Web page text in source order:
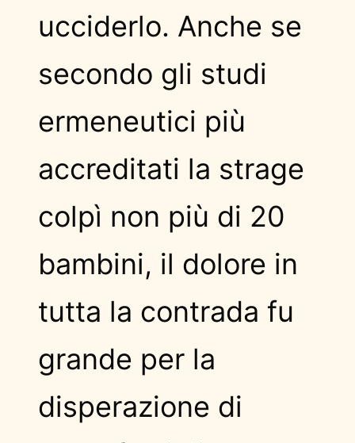
ucciderlo. Anche se
secondo gli studi
ermeneutici più
accreditati la strage
colpì non più di 20
bambini, il dolore in
tutta la contrada fu
grande per la
disperazione di